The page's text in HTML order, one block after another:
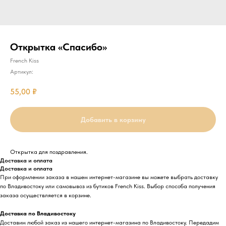
Открытка «Спасибо»
French Kiss
Артикул:
55,00 ₽
Добавить в корзину
Открытка для поздравления.
Доставка и оплата
Доставка и оплата
При оформлении заказа в нашем интернет-магазине вы можете выбрать доставку
по Владивостоку или самовывоз из бутиков French Kiss. Выбор способа получения
заказа осуществляется в корзине.
Доставка по Владивостоку
Доставим любой заказ из нашего интернет-магазина по Владивостоку. Передадим